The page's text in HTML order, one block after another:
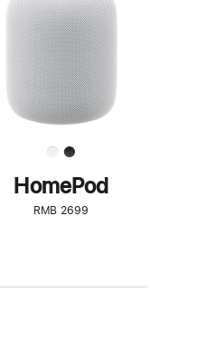
了
解
HomePod<
HomePod
RMB 2699